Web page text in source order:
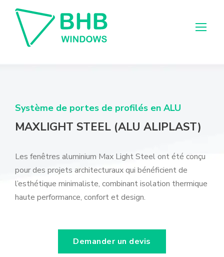
Système de portes de profilés en ALU
MAXLIGHT STEEL (ALU ALIPLAST)
Les fenêtres aluminium Max Light Steel ont été conçu
pour des projets architecturaux qui bénéficient de
l’esthétique minimaliste, combinant isolation thermique
haute performance, confort et design.
Demander un devis